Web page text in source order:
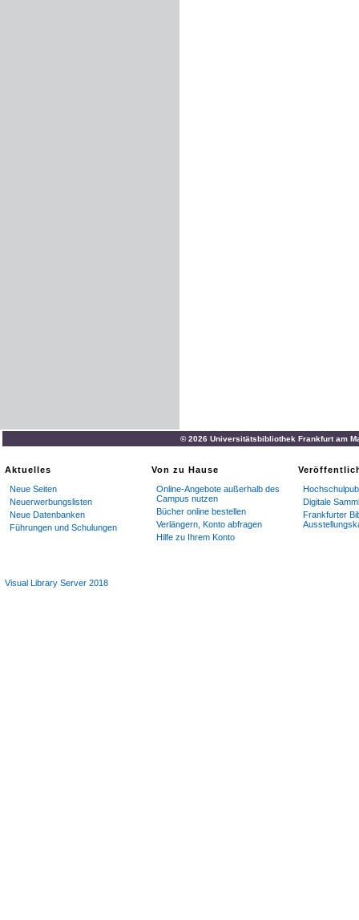
© 2026 Universitätsbibliothek Frankfurt am
Aktuelles
Neue Seiten
Neuerwerbungslisten
Neue Datenbanken
Führungen und Schulungen
Von zu Hause
Online-Angebote außerhalb des
Campus nutzen
Bücher online bestellen
Verlängern, Konto abfragen
Hilfe zu Ihrem Konto
Digitale
Frankfurter
Visual Library Server 2018